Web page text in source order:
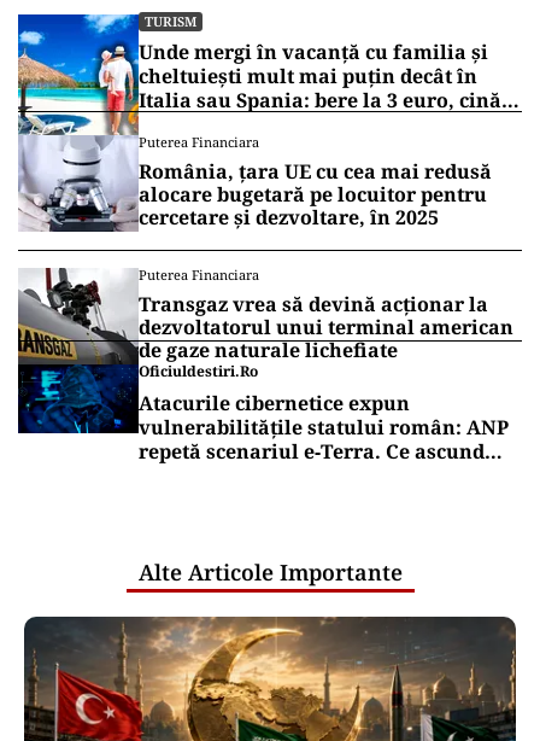
TURISM
Unde mergi în vacanță cu familia și
cheltuiești mult mai puțin decât în
Italia sau Spania: bere la 3 euro, cină
Puterea Financiara
România, țara UE cu cea mai redusă
alocare bugetară pe locuitor pentru
cercetare și dezvoltare, în 2025
Puterea Financiara
Transgaz vrea să devină acționar la
dezvoltatorul unui terminal american
de gaze naturale lichefiate
Oficiuldestiri.ro
Atacurile cibernetice expun
vulnerabilitățile statului român: ANP
repetă scenariul e‑Terra. Ce ascund
Alte Articole Importante